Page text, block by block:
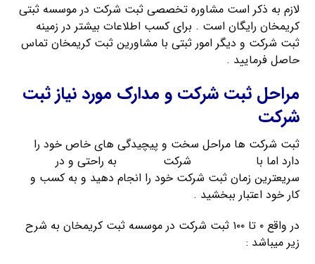
لازم به ذکر است مشاوره تخصصی ثبت شرکت در موسسه ثبتی
کریمخان رایگان است . برای کسب اطلاعات بیشتر در زمینه
ثبت شرکت و دیگر امور ثبتی با مشاورین ثبت کریمخان تماس
حاصل فرمایید .
مراحل ثبت شرکت و مدارک مورد نیاز ثبت
شرکت
ثبت شرکت ها مراحل سخت و پیچیدگی های خاص خود را
دارد اما با
شرکت
به راحتی و در
سریعترین زمان ثبت شرکت خود را انجام دهید و به کسب و
کار خود اعتبار ببخشید .
در واقع ۰ تا ۱۰۰ ثبت شرکت در موسسه ثبت کریمخان به شرح
زیر میباشد :